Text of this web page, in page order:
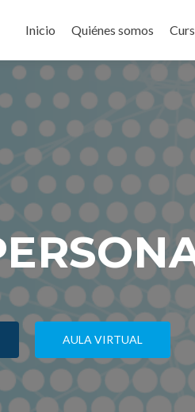
Inicio Quiénes somos
AULA VIRTUAL